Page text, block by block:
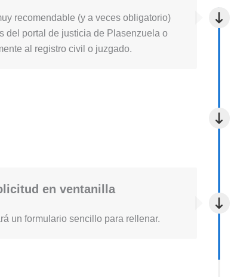
recomendable (y a veces obligatorio)
del portal de justicia de Plasenzuela o
al registro civil o juzgado.
en ventanilla
un formulario sencillo para rellenar.